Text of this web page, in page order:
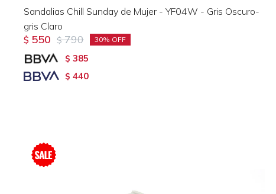
Sandalias Chill Sunday de Mujer - YF04W - Gris Oscuro-
gris Claro
$ 550 $ 790 30
$ 385
$ 440